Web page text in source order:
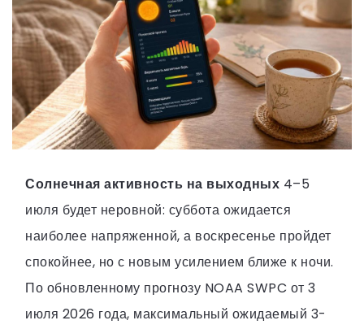
Солнечная активность на выходных 4–5
июля будет неровной: суббота ожидается
наиболее напряженной, а воскресенье пройдет
спокойнее, но с новым усилением ближе к ночи.
По обновленному прогнозу NOAA SWPC от 3
июля 2026 года, максимальный ожидаемый 3-